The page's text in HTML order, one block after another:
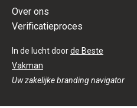
Over ons
Verificatieproces
In de lucht doorde Beste
Vakman
Uw zakelijke branding navigator